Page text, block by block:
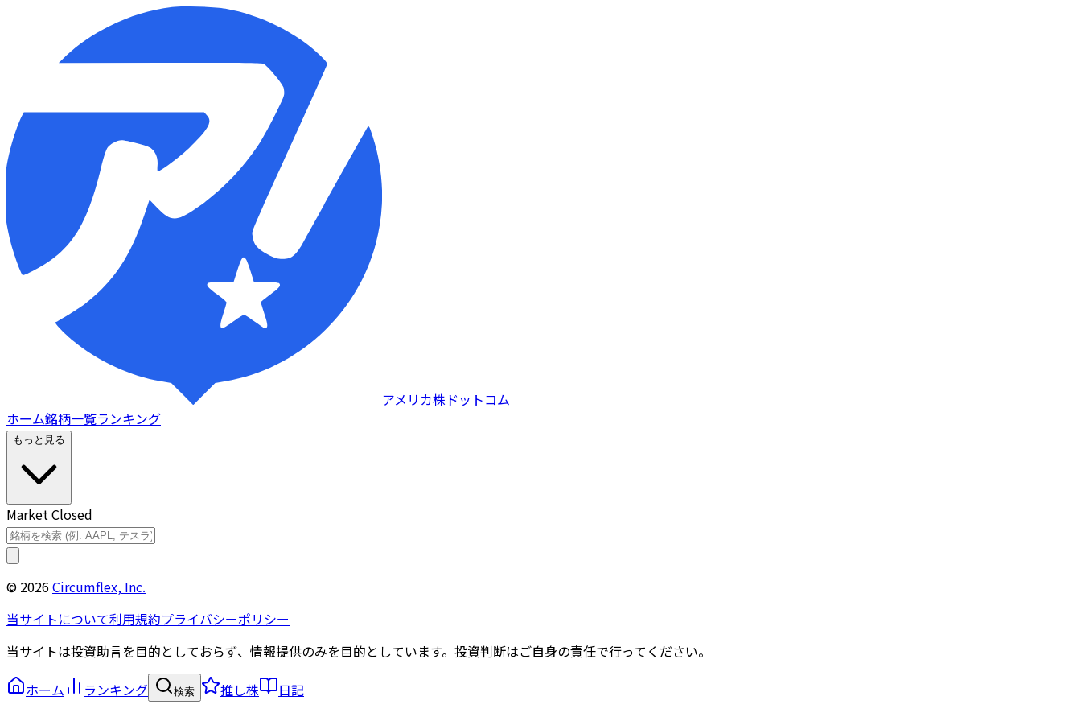
アメリカ株ドットコム
ホーム銘柄一覧ランキング
もっと見る
Market Closed
© 2026Circumflex, Inc.
当サイトについて利用規約プライバシーポリシー
当サイトは投資助言を目的としておらず、情報提供のみを目的としています。投資判断はご自身の責任で行ってください。
ホーム
ランキング 検索 推し株 日記